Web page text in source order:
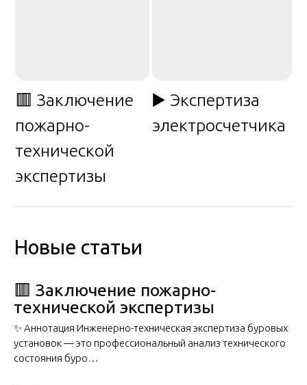
🟥 Заключение
пожарно-
технической
экспертизы
▶️ Экспертиза
электросчетчика
Новые статьи
🟥 Заключение пожарно-
технической экспертизы
✨ Аннотация Инженерно-техническая экспертиза буровых
установок — это профессиональный анализ технического
состояния буро…